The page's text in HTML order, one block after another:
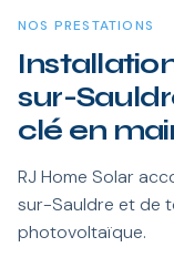
NOS PRESTATIONS
sur-
clé en
RJ Home Solar
sur-Sauldre et de
photovoltaïque.